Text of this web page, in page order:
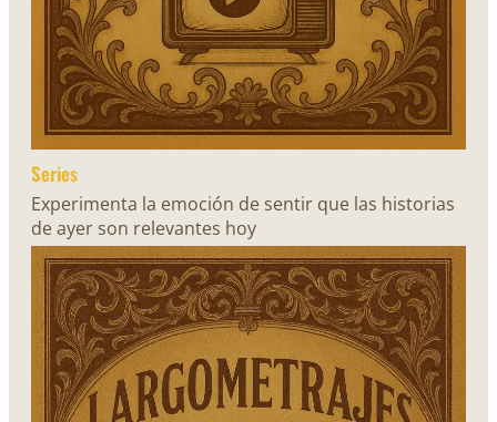
Series
Experimenta la emoción de sentir que las historias
de ayer son relevantes hoy